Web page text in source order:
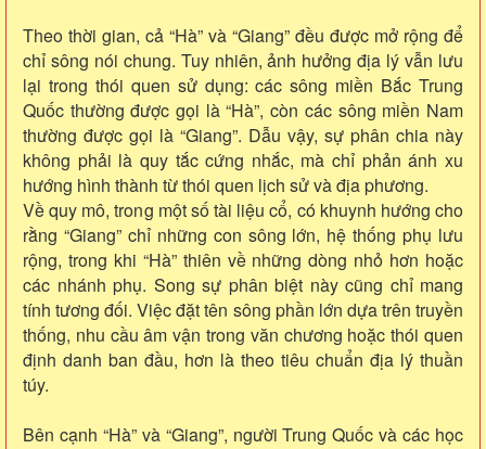
Theo thời gian, cả “Hà” và “Giang” đều được mở rộng để
chỉ sông nói chung. Tuy nhiên, ảnh hưởng địa lý vẫn lưu
lại trong thói quen sử dụng: các sông miền Bắc Trung
Quốc thường được gọi là “Hà”, còn các sông miền Nam
thường được gọi là “Giang”. Dẫu vậy, sự phân chia này
không phải là quy tắc cứng nhắc, mà chỉ phản ánh xu
hướng hình thành từ thói quen lịch sử và địa phương.
Về quy mô, trong một số tài liệu cổ, có khuynh hướng cho
rằng “Giang” chỉ những con sông lớn, hệ thống phụ lưu
rộng, trong khi “Hà” thiên về những dòng nhỏ hơn hoặc
các nhánh phụ. Song sự phân biệt này cũng chỉ mang
tính tương đối. Việc đặt tên sông phần lớn dựa trên truyền
thống, nhu cầu âm vận trong văn chương hoặc thói quen
định danh ban đầu, hơn là theo tiêu chuẩn địa lý thuần
túy.
Bên cạnh “Hà” và “Giang”, người Trung Quốc và các học